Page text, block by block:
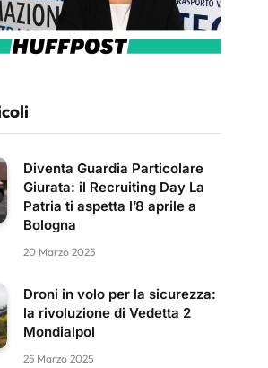
Diventa Guardia Particolare
Giurata: il Recruiting Day La
Patria ti aspetta l’8 aprile a
Bologna
20 Marzo 2025
Droni in volo per la sicurezza:
la rivoluzione di Vedetta 2
Mondialpol
25 Marzo 2025